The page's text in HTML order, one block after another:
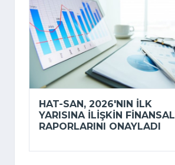
HAT-SAN, 2026'NIN ILK
YARISINA ILIŞKIN FINANSAL
RAPORLARINI ONAYLADI